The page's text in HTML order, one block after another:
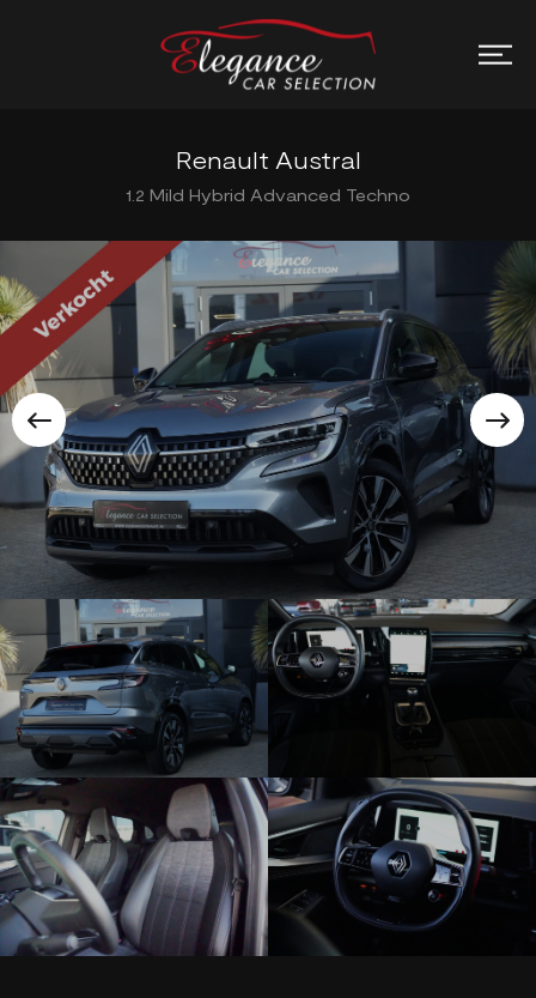
Renault Austral
1.2 Mild Hybrid Advanced Techno